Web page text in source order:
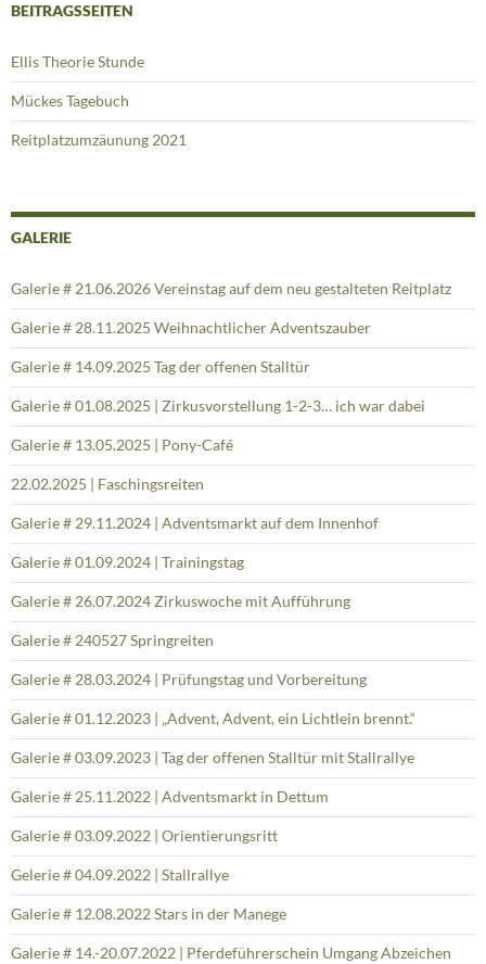
BEITRAGSSEITEN
Ellis Theorie Stunde
Mückes Tagebuch
Reitplatzumzäunung 2021
GALERIE
Galerie # 21.06.2026 Vereinstag auf dem neu gestalteten Reitplatz
Galerie # 28.11.2025 Weihnachtlicher Adventszauber
Galerie # 14.09.2025 Tag der offenen Stalltür
Galerie # 01.08.2025 | Zirkusvorstellung 1-2-3… ich war dabei
Galerie # 13.05.2025 | Pony-Café
22.02.2025 | Faschingsreiten
Galerie # 29.11.2024 | Adventsmarkt auf dem Innenhof
Galerie # 01.09.2024 | Trainingstag
Galerie # 26.07.2024 Zirkuswoche mit Aufführung
Galerie # 240527 Springreiten
Galerie # 28.03.2024 | Prüfungstag und Vorbereitung
Galerie # 01.12.2023 | „Advent, Advent, ein Lichtlein brennt.“
Galerie # 03.09.2023 | Tag der offenen Stalltür mit Stallrallye
Galerie # 25.11.2022 | Adventsmarkt in Dettum
Galerie # 03.09.2022 | Orientierungsritt
Gelerie # 04.09.2022 | Stallrallye
Galerie # 12.08.2022 Stars in der Manege
Galerie # 14.-20.07.2022 | Pferdeführerschein Umgang Abzeichen